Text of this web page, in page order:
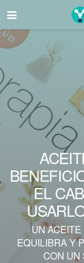
EL
UN
EQUILIBRA Y
CON UN